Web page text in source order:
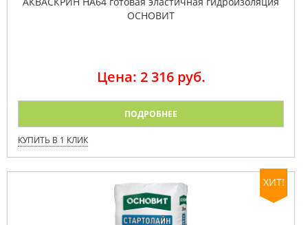
ОСНОВИТ
Цена: 2 316 руб.
ПОДРОБНЕЕ
КУПИТЬ В 1 КЛИК
ХИТ!